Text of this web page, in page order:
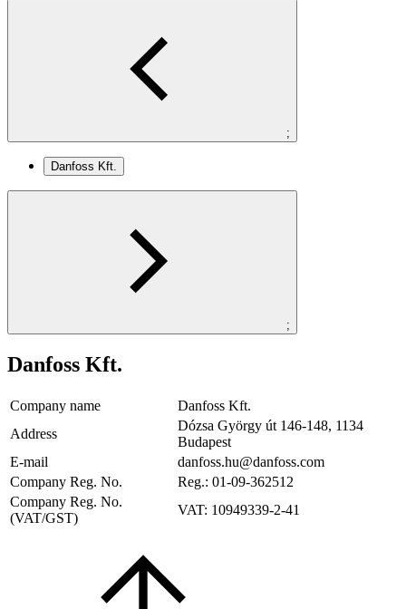
;
Danfoss Kft.
;
Danfoss Kft.
Company name
Danfoss Kft.
Address
Dózsa György út 146-148, 1134
Budapest
E-mail
danfoss.hu@danfoss.com
Company Reg. No.
Reg.: 01-09-362512
Company Reg. No.
(VAT/GST)
VAT: 10949339-2-41